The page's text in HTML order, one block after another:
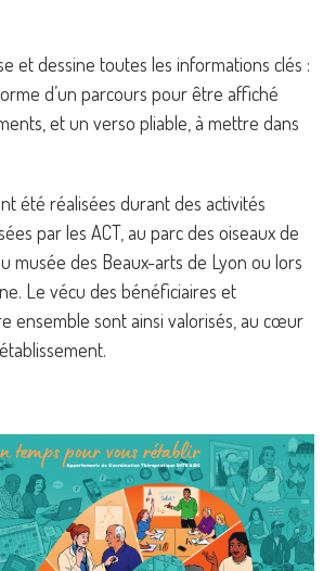
et dessine toutes les informations clés :
d’un parcours pour être affiché
et un verso pliable, à mettre dans
été réalisées durant des activités
par les ACT, au parc des oiseaux de
musée des Beaux-arts de Lyon ou lors
Le vécu des bénéficiaires et
ensemble sont ainsi valorisés, au cœur